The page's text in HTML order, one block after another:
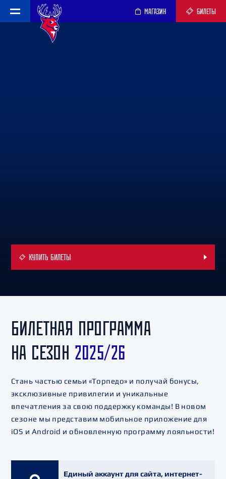
МАГАЗИН БИЛЕТЫ
КУПИТЬ БИЛЕТЫ
БИЛЕТНАЯ ПРОГРАММА
НА СЕЗОН 2025/26
Стань частью семьи «Торпедо» и получай бонусы,
эксклюзивные привилегии и уникальные
впечатления за свою поддержку команды! В новом
сезоне мы представим мобильное приложение для
iOS и Android и обновленную программу лояльности!
Единый аккаунтдля сайта, интернет-